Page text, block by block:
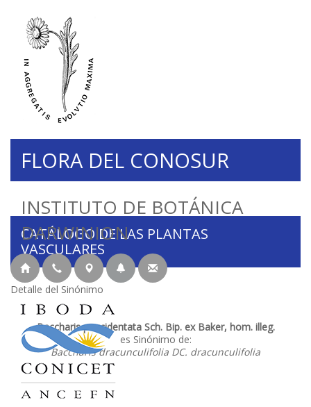
INSTITUTO DE BOTÁNICA
DARWINION
FLORA DEL CONOSUR
CATÁLOGO DE LAS PLANTAS
VASCULARES
Detalle del Sinónimo
Baccharis paucidentata Sch. Bip. ex Baker, hom. illeg.
es Sinónimo de:
Baccharis dracunculifolia DC. dracunculifolia